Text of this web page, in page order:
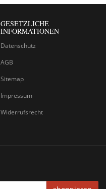
GESETZLICHE
INFORMATIONEN
Datenschutz
AGB
Sitemap
Impressum
Widerrufsrecht